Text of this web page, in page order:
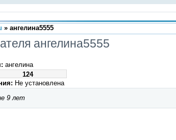
» ангелина5555
ангелина5555
ангелина
124
Не установлена
9 лет